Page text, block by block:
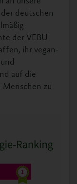
deutschen
der VEBU
ihr vegan-
auf die
Menschen zu